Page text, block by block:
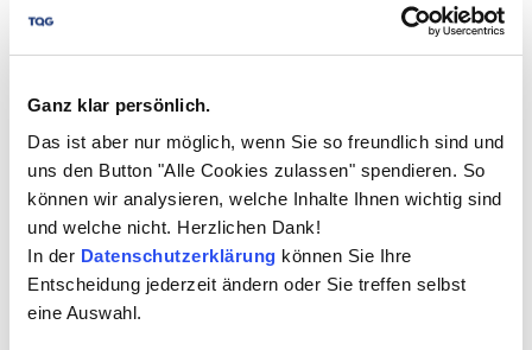
Ganz klar persönlich.
Das ist aber nur möglich, wenn Sie so freundlich sind und
uns den Button "Alle Cookies zulassen" spendieren. So
können wir analysieren, welche Inhalte Ihnen wichtig sind
und welche nicht. Herzlichen Dank!
In der Datenschutzerklärung können Sie Ihre
Entscheidung jederzeit ändern oder Sie treffen selbst
eine Auswahl.
LANGUAGES
German, English (others on request)